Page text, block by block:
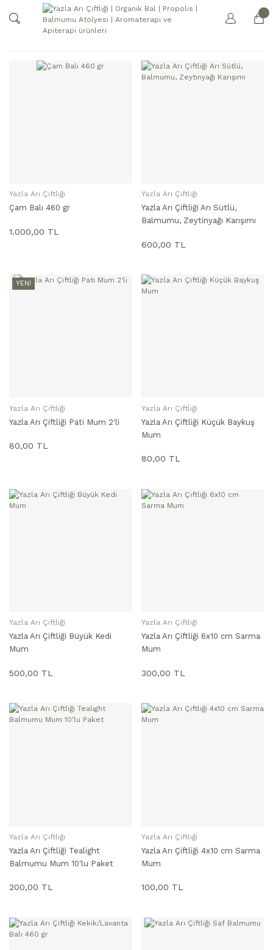
SEPETE EKLE
Yazla Arı Çiftliği
Çam Balı 460 gr
1.000,00 TL
SEPETE EKLE
Yazla Arı Çiftliği
Yazla Arı Çiftliği Arı Sütlü,
Balmumu, Zeytinyağı Karışımı
600,00 TL
YENİ
SEPETE EKLE
Yazla Arı Çiftliği
Yazla Arı Çiftliği Pati Mum 2'li
80,00 TL
SEPETE EKLE
Yazla Arı Çiftliği
Yazla Arı Çiftliği Küçük Baykuş
Mum
80,00 TL
SEPETE EKLE
Yazla Arı Çiftliği
Yazla Arı Çiftliği Büyük Kedi
Mum
500,00 TL
SEPETE EKLE
Yazla Arı Çiftliği
Yazla Arı Çiftliği 6x10 cm Sarma
Mum
300,00 TL
SEPETE EKLE
Yazla Arı Çiftliği
Yazla Arı Çiftliği Tealight
Balmumu Mum 10'lu Paket
200,00 TL
SEPETE EKLE
Yazla Arı Çiftliği
Yazla Arı Çiftliği 4x10 cm Sarma
Mum
100,00 TL